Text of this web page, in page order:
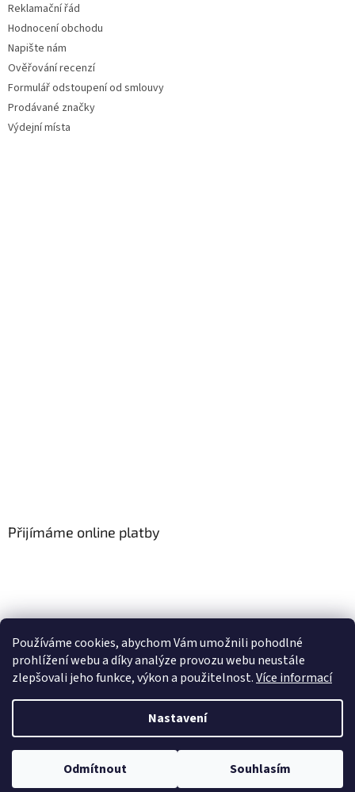
Používáme cookies, abychom Vám umožnili pohodlné
prohlížení webu a díky analýze provozu webu neustále
zlepšovali jeho funkce, výkon a použitelnost.Více informací
Nastavení
Odmítnout Souhlasím
Reklamační řád
Hodnocení obchodu
Napište nám
Ověřování recenzí
Formulář odstoupení od smlouvy
Prodávané značky
Výdejní místa
Přijímáme online platby
Vytvořil Shoptet